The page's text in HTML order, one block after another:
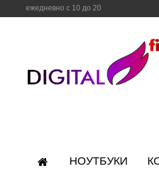
ежедневно с 10 до 20
НОУТБУКИ